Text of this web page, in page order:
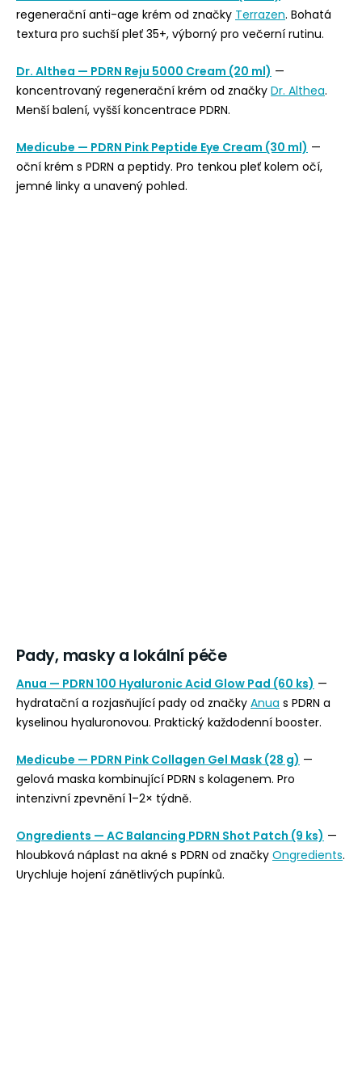
regenerační anti-age krém od značky Terrazen. Bohatá
textura pro suchší pleť 35+, výborný pro večerní rutinu.
Dr. Althea — PDRN Reju 5000 Cream (20 ml) —
koncentrovaný regenerační krém od značky Dr. Althea.
Menší balení, vyšší koncentrace PDRN.
Medicube — PDRN Pink Peptide Eye Cream (30 ml) —
oční krém s PDRN a peptidy. Pro tenkou pleť kolem očí,
jemné linky a unavený pohled.
Pady, masky a lokální péče
Anua — PDRN 100 Hyaluronic Acid Glow Pad (60 ks) —
hydratační a rozjasňující pady od značky Anua s PDRN a
kyselinou hyaluronovou. Praktický každodenní booster.
Medicube — PDRN Pink Collagen Gel Mask (28 g) —
gelová maska kombinující PDRN s kolagenem. Pro
intenzivní zpevnění 1–2× týdně.
Ongredients — AC Balancing PDRN Shot Patch (9 ks) —
hloubková náplast na akné s PDRN od značky Ongredients.
Urychluje hojení zánětlivých pupínků.